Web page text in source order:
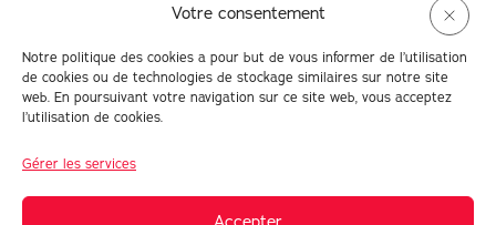
Votre consentement
Notre politique des cookies a pour but de vous informer de l’utilisation
de cookies ou de technologies de stockage similaires sur notre site
web. En poursuivant votre navigation sur ce site web, vous acceptez
l’utilisation de cookies.
Gérer les services
Accepter
Prendre RDV
Newsletter